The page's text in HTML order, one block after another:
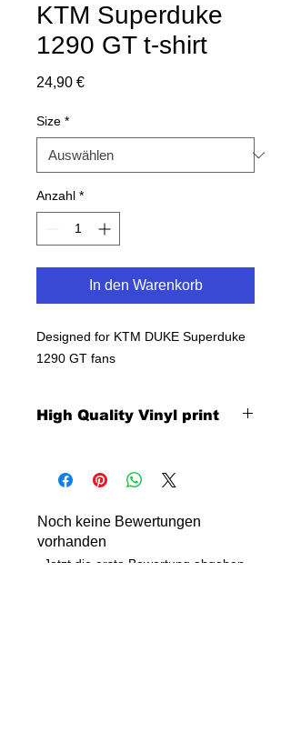
KTM Superduke
1290 GT t-shirt
24,90 €Preis
Size *
Anzahl *
In den Warenkorb
Designed for KTM DUKE Superduke
1290 GT fans
High Quality Vinyl print
Noch keine Bewertungen
vorhanden
Jetzt die erste Bewertung abgeben.